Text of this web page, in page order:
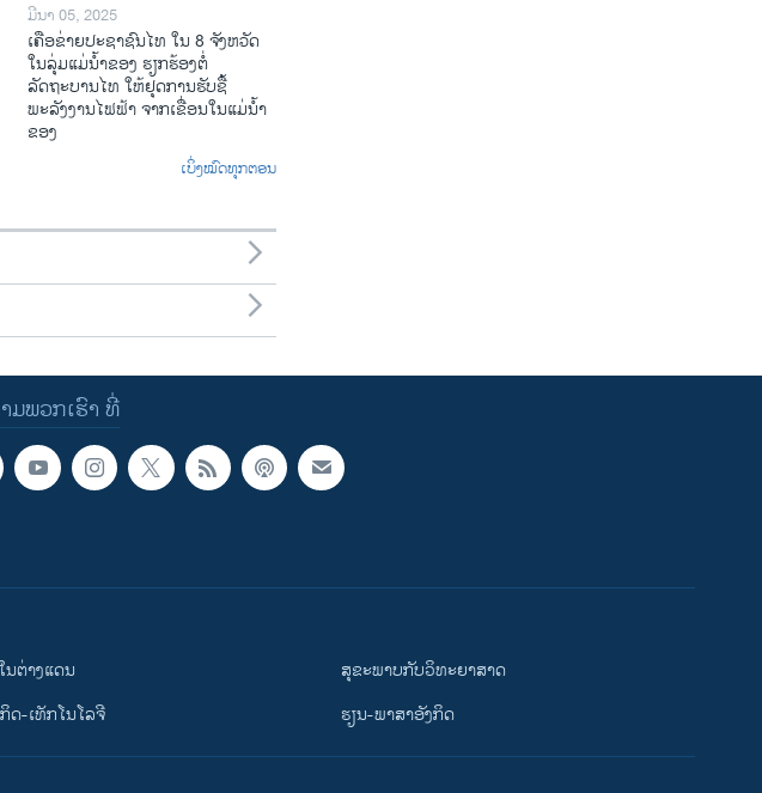
ມີນາ 05, 2025
ເຄືອ​ຂ່າຍ​ປະຊາຊົນໄທ​ ໃນ 8 ຈັງຫວັດ
ໃນ​ລຸ່ມ​ແມ່​ນ້ຳ​ຂອງ ຮຽກຮ້ອງຕໍ່
ລັດຖະບານໄທ ໃຫ້ຢຸດການຮັບຊື້
ພະລັງງານໄຟຟ້າ ຈາກເຂື່ອນໃນແມ່ນ້ຳ
ຂອງ
ເບິ່ງໝົດທຸກຕອນ
ມພວກເຮົາ ທີ່
ນຕ່າງແດນ
ດ-ເທັກໂນໂລຈີ
ສຸຂະພາບກັບວິທະຍາສາດ
ຮຽນ-ພາສາອັງກິດ